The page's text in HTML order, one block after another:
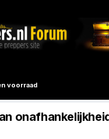
voorraad